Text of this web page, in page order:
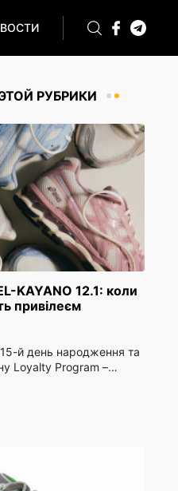
РУБРИКИ
KAYANO 12.1: коли
привілеєм
15-й день народження та
Loyalty Program –…